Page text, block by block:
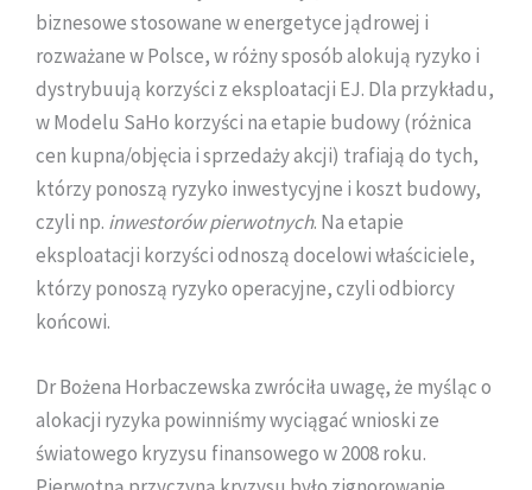
biznesowe stosowane w energetyce jądrowej i
rozważane w Polsce, w różny sposób alokują ryzyko i
dystrybuują korzyści z eksploatacji EJ. Dla przykładu,
w Modelu SaHo korzyści na etapie budowy (różnica
cen kupna/objęcia i sprzedaży akcji) trafiają do tych,
którzy ponoszą ryzyko inwestycyjne i koszt budowy,
czyli np. inwestorów pierwotnych. Na etapie
eksploatacji korzyści odnoszą docelowi właściciele,
którzy ponoszą ryzyko operacyjne, czyli odbiorcy
końcowi.
Dr Bożena Horbaczewska zwróciła uwagę, że myśląc o
alokacji ryzyka powinniśmy wyciągać wnioski ze
światowego kryzysu finansowego w 2008 roku.